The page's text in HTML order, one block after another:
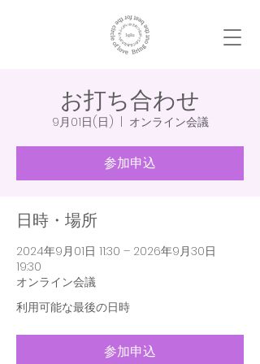
お打ち合わせ
9月01日(日) オンライン会議
参加申込
日時・場所
2024年9月01日 11:30 – 2026年9月30日
19:30
オンライン会議
利用可能な最後の日時
参加申込